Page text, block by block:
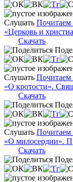
Слушать Почитаем
«Церковь и
Скачать
Слушать Почитаем
«О кротости».
Скачать
Слушать Почитаем
«О милосердии».
Скачать